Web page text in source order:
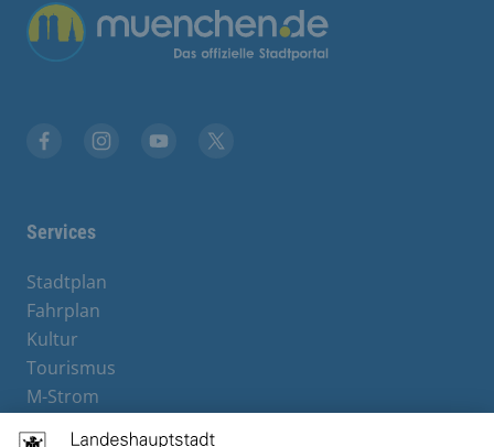
Übergreifende Links
Services
Stadtplan
Fahrplan
Kultur
Tourismus
M-Strom